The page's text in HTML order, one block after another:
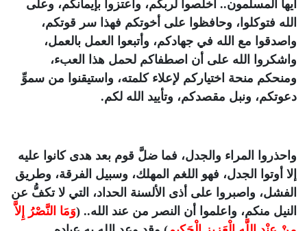
أيها المسلمون.. أخلصوا لربكم، واعتزوا بإيمانكم، وعلى
الله فتوكلوا، وحافظوا على أخوتكم فهذا سر قوتكم،
واصدقوا مع الله في جهادكم، وأتبعوا العمل بالعمل،
واشكروا الله على أن اصطفاكم لحمل هذا العبء،
ومنحكم منحة اختياركم لإعلاء كلمته، واستيقنوا من سموِّ
دعوتكم، ونبل مقصدكم، وتأييد الله لكم.
واحذروا المراء والجدل، فما ضلَّ قوم بعد هدى كانوا عليه
إلا أوتوا الجدل، فهو اللغم المهلك، وسبيل الفرقة، وطريق
الفشل، واصبروا على أذى الألسنة الحداد، التي لا تكفُّ عن
النيل منكم، واعلموا أن النصر من عند الله.. (وَمَا النَّصْرُ إِلاَّ